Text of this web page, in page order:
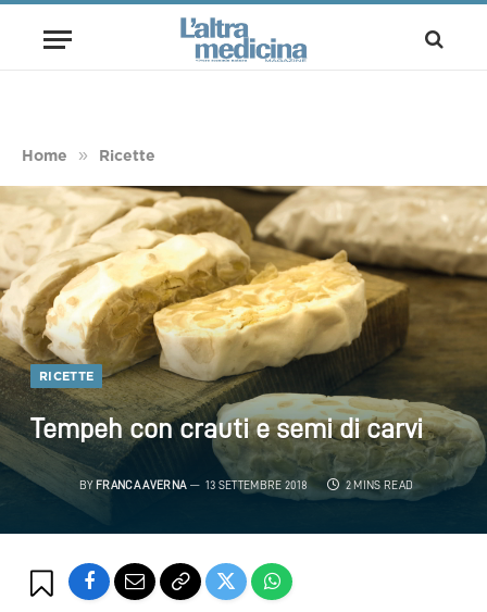
Home » Ricette
RICETTE
Tempeh con crauti e semi di carvi
BY FRANCA AVERNA 13 SETTEMBRE 2018 2 MINS READ